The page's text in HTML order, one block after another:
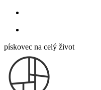
pískovec na celý život